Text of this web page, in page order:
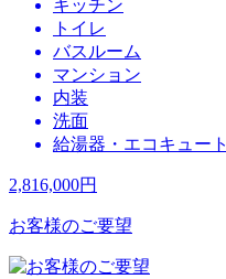
キッチン
トイレ
バスルーム
マンション
内装
洗面
給湯器・エコキュート
2,816,000円
お客様のご要望